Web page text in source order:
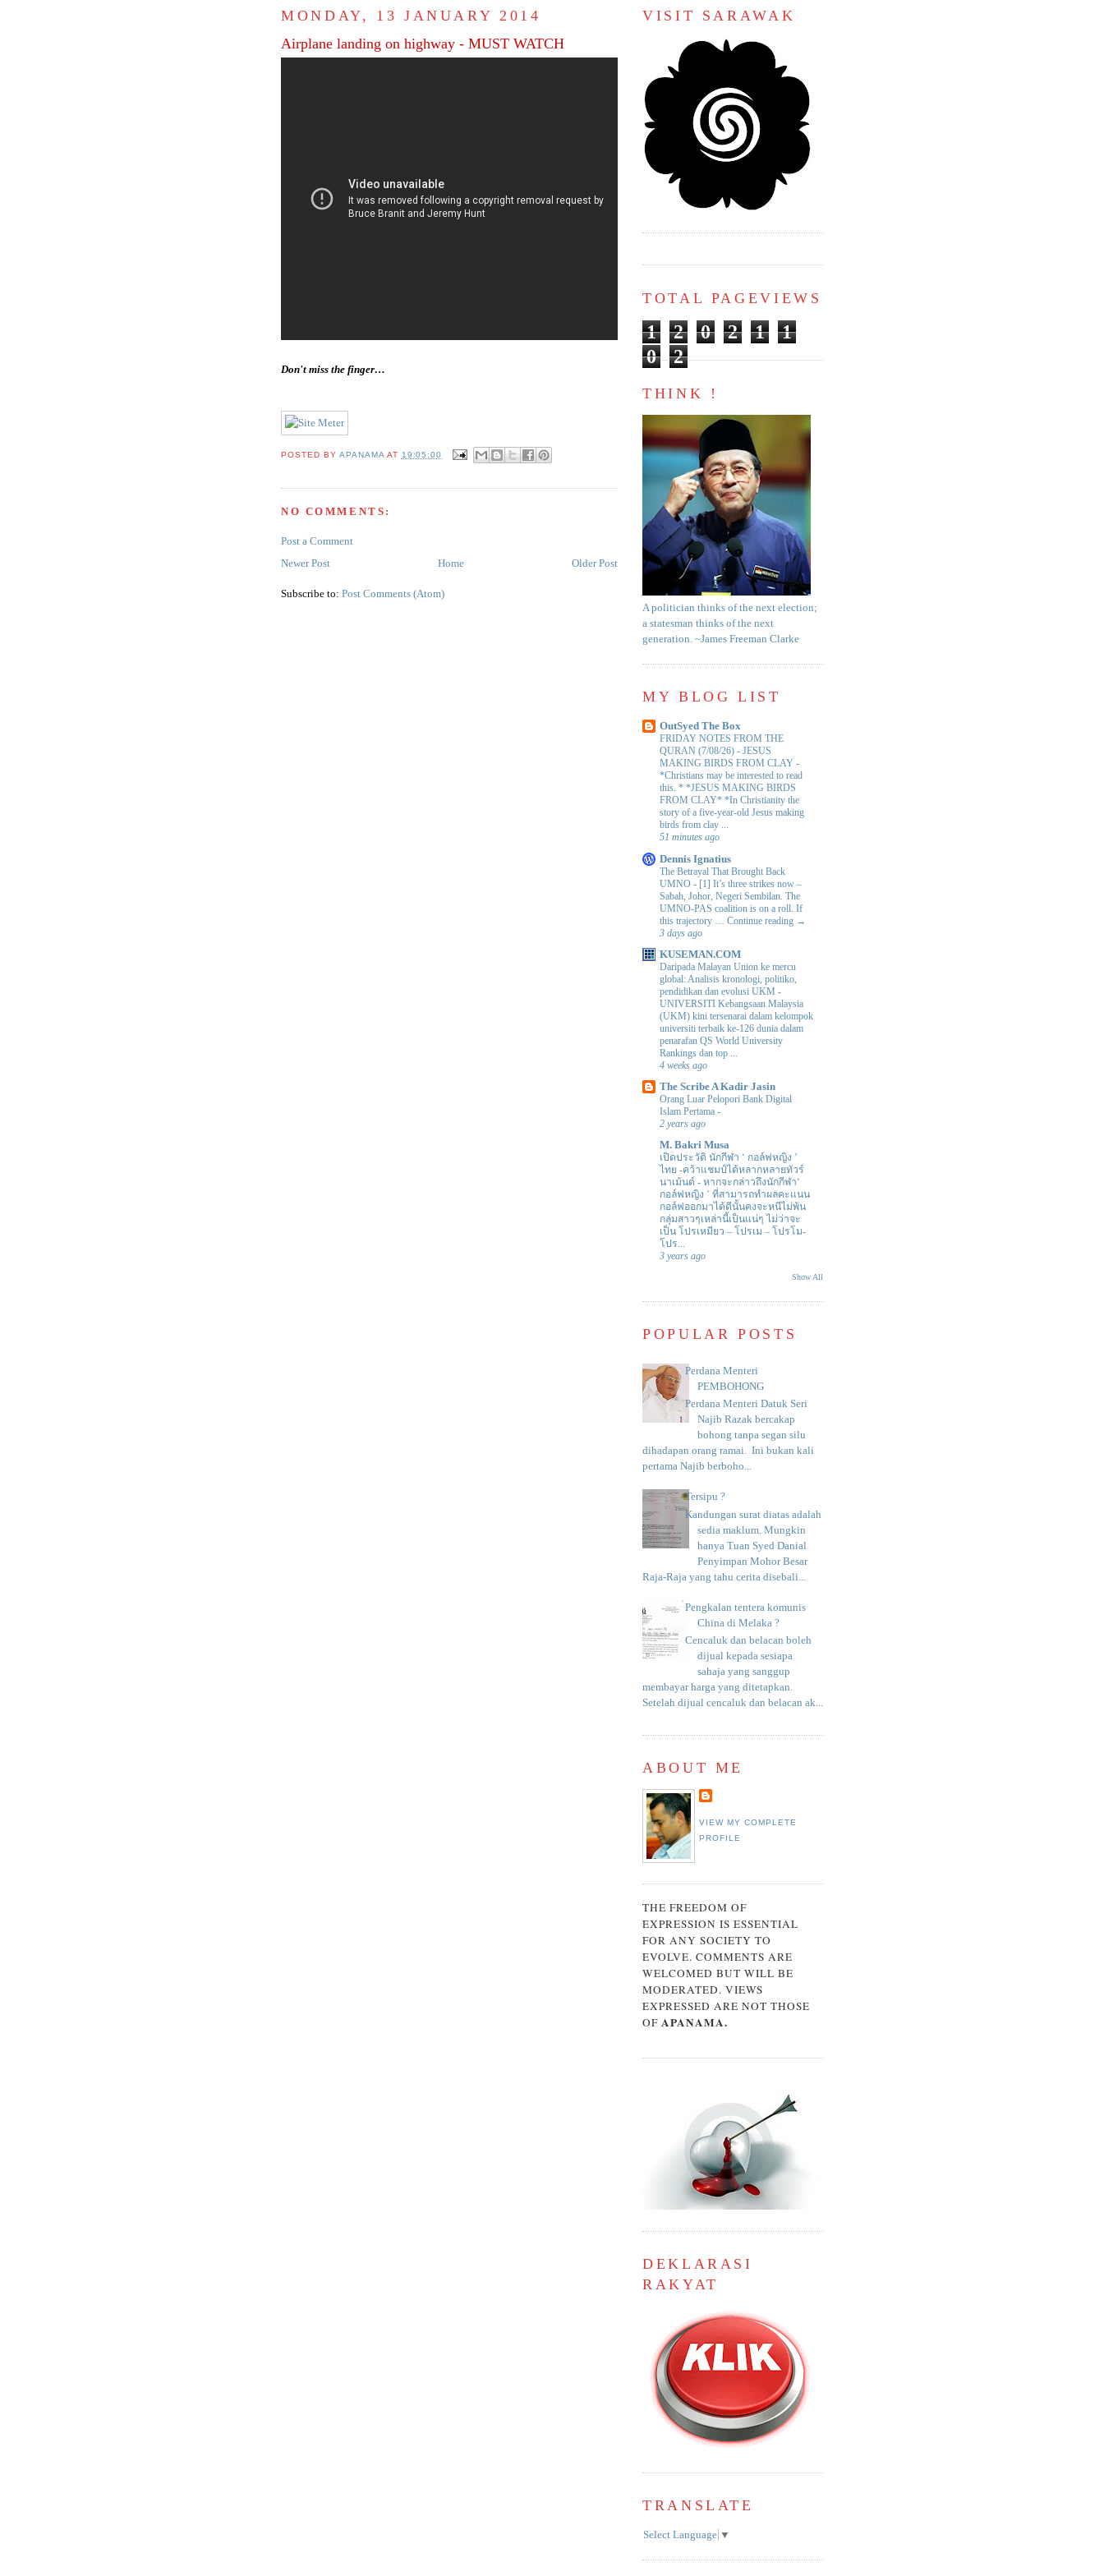
MONDAY, 13 JANUARY 2014
Airplane landing on highway - MUST WATCH
Don't miss the finger…
POSTED BY APANAMA AT 19:05:00
NO COMMENTS:
Post a Comment
Newer Post
Older Post
Home
Subscribe to: Post Comments (Atom)
VISIT SARAWAK
TOTAL PAGEVIEWS
1 2 0 2 1
1
0
2
THINK !
A politician thinks of the next election;
a statesman thinks of the next
generation. ~James Freeman Clarke
MY BLOG LIST
OutSyed The Box
FRIDAY NOTES FROM THE
QURAN (7/08/26) - JESUS
MAKING BIRDS FROM CLAY -
*Christians may be interested to read
this. * *JESUS MAKING BIRDS
FROM CLAY* *In Christianity the
story of a five-year-old Jesus making
birds from clay ...
51 minutes ago
Dennis Ignatius
The Betrayal That Brought Back
UMNO - [1] It’s three strikes now –
Sabah, Johor, Negeri Sembilan. The
UMNO-PAS coalition is on a roll. If
this trajectory … Continue reading →
3 days ago
KUSEMAN.COM
Daripada Malayan Union ke mercu
global: Analisis kronologi, politiko,
pendidikan dan evolusi UKM -
UNIVERSITI Kebangsaan Malaysia
(UKM) kini tersenarai dalam kelompok
universiti terbaik ke-126 dunia dalam
penarafan QS World University
Rankings dan top ...
4 weeks ago
The Scribe A Kadir Jasin
Orang Luar Pelopori Bank Digital
Islam Pertama -
2 years ago
M. Bakri Musa
เปิดประวัติ นักกีฬา ‘ กอล์ฟหญิง ’
ไทย -คว้าแชมป์ได้หลากหลายทัวร์
นาเม้นต์ - หากจะกล่าวถึงนักกีฬา‘
กอล์ฟหญิง ’ ที่สามารถทำผลคะแนน
กอล์ฟออกมาได้ดีนั้นคงจะหนีไม่พ้น
กลุ่มสาวๆเหล่านี้เป็นแน่ๆ ไม่ว่าจะ
เป็น โปรเหมียว – โปรเม – โปรโม-
โปร...
3 years ago
Show All
POPULAR POSTS
Perdana Menteri
PEMBOHONG
Perdana Menteri Datuk Seri
Najib Razak bercakap
bohong tanpa segan silu
dihadapan orang ramai. Ini bukan kali
pertama Najib berboho...
Tersipu ?
Kandungan surat diatas adalah
sedia maklum. Mungkin
hanya Tuan Syed Danial
Penyimpan Mohor Besar
Raja-Raja yang tahu cerita disebali...
Pengkalan tentera komunis
China di Melaka ?
Cencaluk dan belacan boleh
dijual kepada sesiapa
sahaja yang sanggup
membayar harga yang ditetapkan.
Setelah dijual cencaluk dan belacan ak...
ABOUT ME
VIEW MY COMPLETE
PROFILE
THE FREEDOM OF
EXPRESSION IS ESSENTIAL
FOR ANY SOCIETY TO
EVOLVE. COMMENTS ARE
WELCOMED BUT WILL BE
MODERATED. VIEWS
EXPRESSED ARE NOT THOSE
OF APANAMA.
DEKLARASI
RAKYAT
TRANSLATE
Select Language ▼